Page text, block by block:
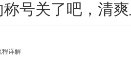
号关了吧，清
程详解